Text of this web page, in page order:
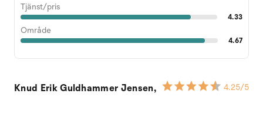
Tjänst/pris
4.33
Område
4.67
Knud Erik Guldhammer Jensen, 4.25/5